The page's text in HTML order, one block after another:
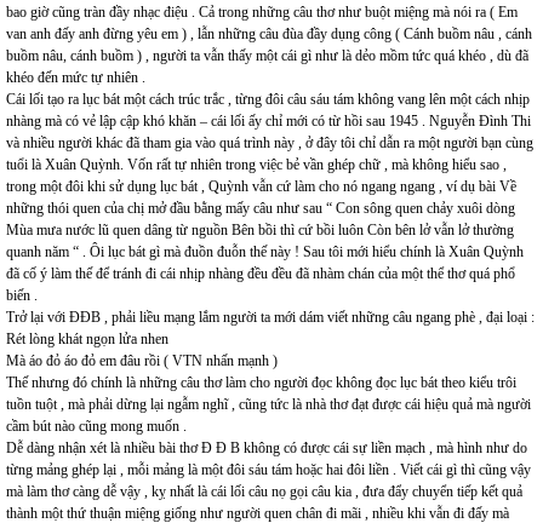
bao giờ cũng tràn đầy nhạc điệu . Cả trong những câu thơ như buột miệng mà nói ra ( Em
van anh đấy anh đừng yêu em ) , lẫn những câu đùa đầy dụng công ( Cánh buồm nâu , cánh
buồm nâu, cánh buồm ) , người ta vẫn thấy một cái gì như là dẻo mồm tức quá khéo , dù đã
khéo đến mức tự nhiên .
Cái lối tạo ra lục bát một cách trúc trắc , từng đôi câu sáu tám không vang lên một cách nhịp
nhàng mà có vẻ lập cập khó khăn – cái lối ấy chỉ mới có từ hồi sau 1945 . Nguyễn Đình Thi
và nhiều người khác đã tham gia vào quá trình này , ở đây tôi chỉ dẫn ra một người bạn cùng
tuổi là Xuân Quỳnh. Vốn rất tự nhiên trong việc bẻ vần ghép chữ , mà không hiểu sao ,
trong một đôi khi sử dụng lục bát , Quỳnh vẫn cứ làm cho nó ngang ngang , ví dụ bài Về
những thói quen của chị mở đầu bằng mấy câu như sau “ Con sông quen chảy xuôi dòng
Mùa mưa nước lũ quen dâng từ nguồn Bên bồi thì cứ bồi luôn Còn bên lở vẫn lở thường
quanh năm “ . Ôi lục bát gì mà đuồn đuỗn thế này ! Sau tôi mới hiểu chính là Xuân Quỳnh
đã cố ý làm thế để tránh đi cái nhịp nhàng đều đều đã nhàm chán của một thể thơ quá phổ
biến .
Trở lại với ĐĐB , phải liều mạng lắm người ta mới dám viết những câu ngang phè , đại loại :
Rét lòng khát ngọn lửa nhen
Mà áo đỏ áo đỏ em đâu rồi ( VTN nhấn mạnh )
Thế nhưng đó chính là những câu thơ làm cho người đọc không đọc lục bát theo kiểu trôi
tuồn tuột , mà phải dừng lại ngẫm nghĩ , cũng tức là nhà thơ đạt được cái hiệu quả mà người
cầm bút nào cũng mong muốn .
Dễ dàng nhận xét là nhiều bài thơ Đ Đ B không có được cái sự liền mạch , mà hình như do
từng mảng ghép lại , mỗi mảng là một đôi sáu tám hoặc hai đôi liền . Viết cái gì thì cũng vậy
mà làm thơ càng dễ vậy , kỵ nhất là cái lối câu nọ gọi câu kia , đưa đẩy chuyển tiếp kết quả
thành một thứ thuận miệng giống như người quen chân đi mãi , nhiều khi vẫn đi đấy mà